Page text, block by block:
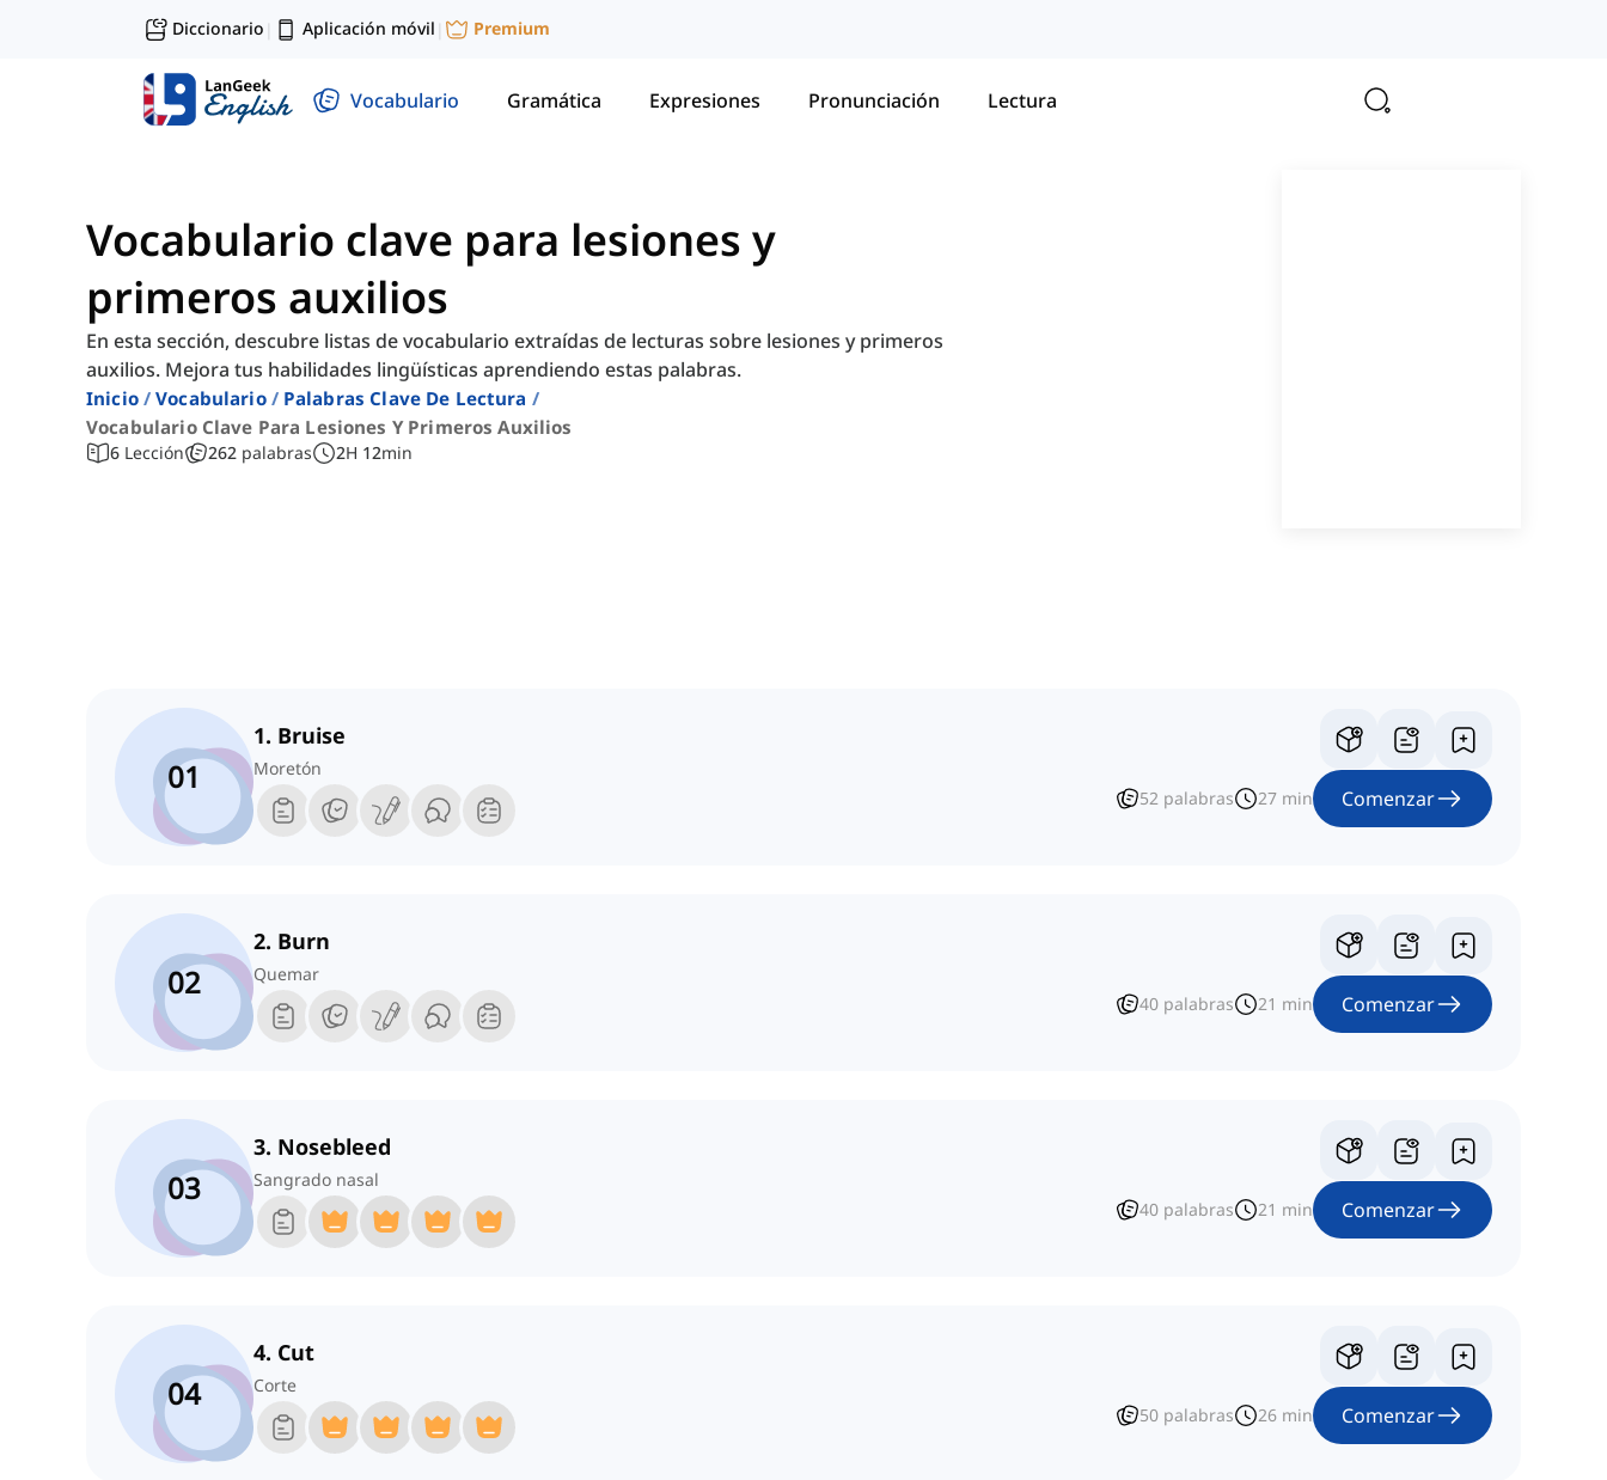
Diccionario | Aplicación móvil | Premium
Vocabulario Gramática Expresiones Pronunciación Lectura
Vocabulario clave para lesiones y
primeros auxilios
En esta sección, descubre listas de vocabulario extraídas de lecturas sobre lesiones y primeros
auxilios. Mejora tus habilidades lingüísticas aprendiendo estas palabras.
Inicio Vocabulario
Palabras Clave De Lectura
Vocabulario Clave Para Lesiones Y Primeros Auxilios
6 Lección 262 palabras 2H 12min
01
1. Bruise
Moretón
52 palabras 27 min Comenzar
02
2. Burn
Quemar
40 palabras 21 min Comenzar
03
3. Nosebleed
Sangrado nasal
40 palabras 21 min Comenzar
04
4. Cut
Corte
50 palabras 26 min Comenzar